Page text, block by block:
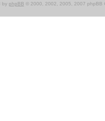
by phpBB © 2000, 2002, 2005, 2007 phpBB